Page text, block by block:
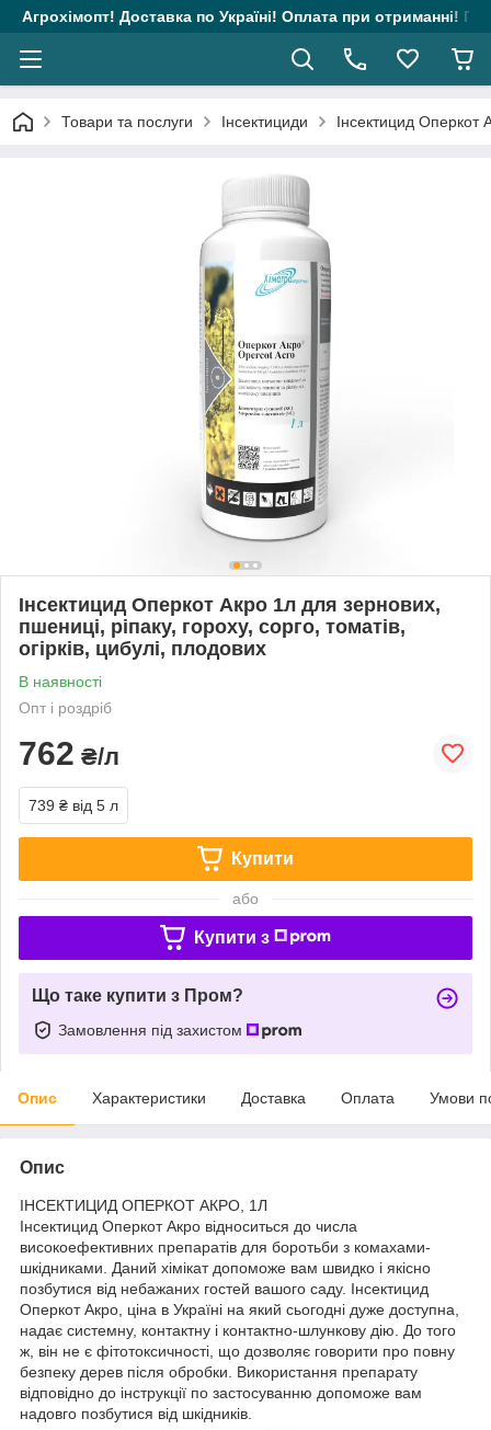
Агрохімопт! Доставка по Україні! Оплата при отриманні!
Товари та послуги Інсектициди Інсектицид Оперкот
Інсектицид Оперкот Акро 1л для зернових,
пшениці, ріпаку, гороху, сорго, томатів,
огірків, цибулі, плодових
В наявності
Опт і роздріб
762 ₴/л
739 ₴ від 5 л
Купити
або
Купити з
Що таке купити з Пром?
Замовлення під захистом
Опис Характеристики Доставка Оплата Умови
Опис
ІНСЕКТИЦИД ОПЕРКОТ АКРО, 1Л
Інсектицид Оперкот Акро відноситься до числа
високоефективних препаратів для боротьби з комахами-
шкідниками. Даний хімікат допоможе вам швидко і якісно
позбутися від небажаних гостей вашого саду. Інсектицид
Оперкот Акро, ціна в Україні на який сьогодні дуже доступна,
надає системну, контактну і контактно-шлункову дію. До того
ж, він не є фітотоксичності, що дозволяє говорити про повну
безпеку дерев після обробки. Використання препарату
відповідно до інструкції по застосуванню допоможе вам
надовго позбутися від шкідників.